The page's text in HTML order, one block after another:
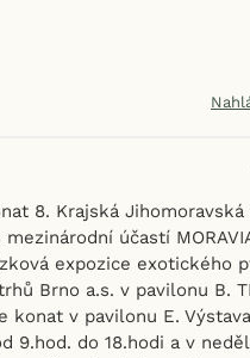
8. Krajská Jihomoravská
účastí
expozice exotického
Brno a.s. v pavilonu B.
konat v pavilonu E.
9.hod. do 18.hodi a v